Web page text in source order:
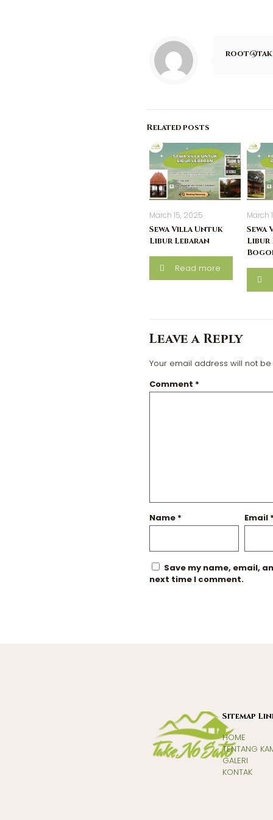
Related posts
March 15, 2025
Sewa Villa Untuk
Libur Lebaran
Read more
March
Libur
Leave a Reply
Your email address will not
Comment *
Name * Email
Save my name, email,
next time I comment.
Sitemap
HOME
TENTANG
GALERI
KONTAK